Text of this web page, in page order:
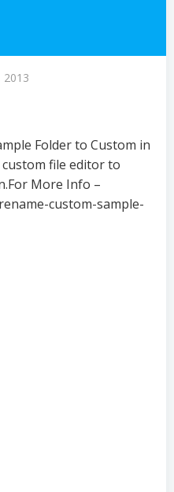
2013
Folder to Custom in
file editor to
More Info –
custom-sample-